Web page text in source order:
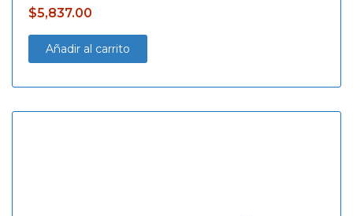
$5,837.00
Añadir al carrito